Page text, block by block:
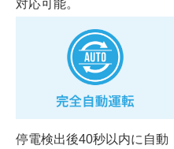
対応可能。
停電検出後40秒以内に自動